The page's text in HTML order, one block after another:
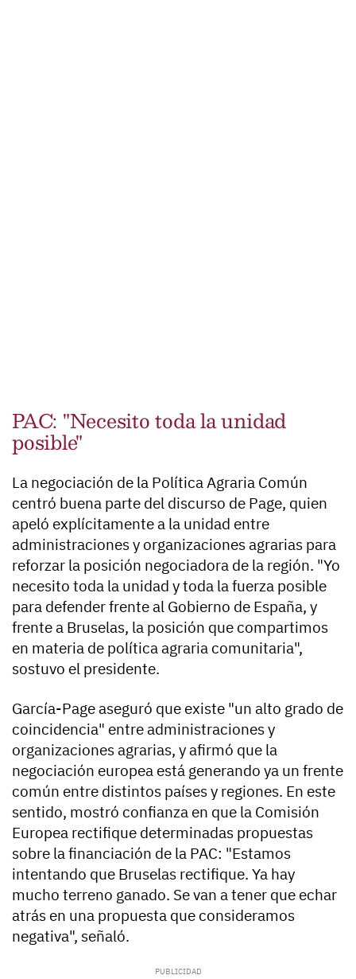
PAC: "Necesito toda la unidad
posible"
La negociación de la Política Agraria Común
centró buena parte del discurso de Page, quien
apeló explícitamente a la unidad entre
administraciones y organizaciones agrarias para
reforzar la posición negociadora de la región. "Yo
necesito toda la unidad y toda la fuerza posible
para defender frente al Gobierno de España, y
frente a Bruselas, la posición que compartimos
en materia de política agraria comunitaria",
sostuvo el presidente.
García-Page aseguró que existe "un alto grado de
coincidencia" entre administraciones y
organizaciones agrarias, y afirmó que la
negociación europea está generando ya un frente
común entre distintos países y regiones. En este
sentido, mostró confianza en que la Comisión
Europea rectifique determinadas propuestas
sobre la financiación de la PAC: "Estamos
intentando que Bruselas rectifique. Ya hay
mucho terreno ganado. Se van a tener que echar
atrás en una propuesta que consideramos
negativa", señaló.